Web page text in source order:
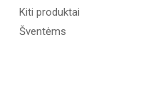
Kiti produktai
Šventėms